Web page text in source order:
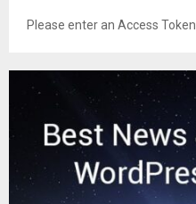
Please enter an Access Token